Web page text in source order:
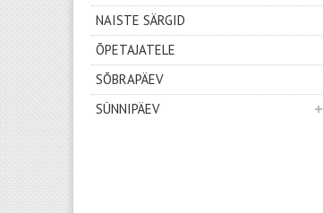
NAISTE SÄRGID
ÕPETAJATELE
SÕBRAPÄEV
SÜNNIPÄEV